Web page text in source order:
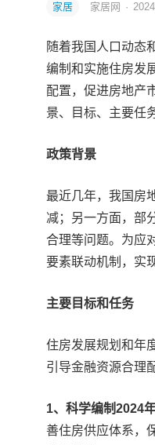
家居 家居网 ·
随着我国人口动态
编制和实施住房发
配置，促进房地产
景、目标、主要任
政策背景
最近几年，我国房
减；另一方面，部
合理等问题。为应
要素联动机制，实
主要目标和任务
住房发展规划和年
引导金融资源合理
1、科学编制2024
善住房供应体系，